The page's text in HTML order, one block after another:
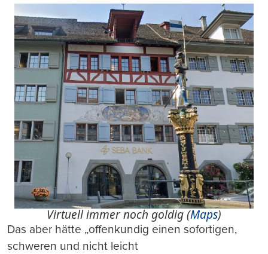
Virtuell immer noch goldig (Maps)
Das aber hätte „offenkundig einen sofortigen,
schweren und nicht leicht